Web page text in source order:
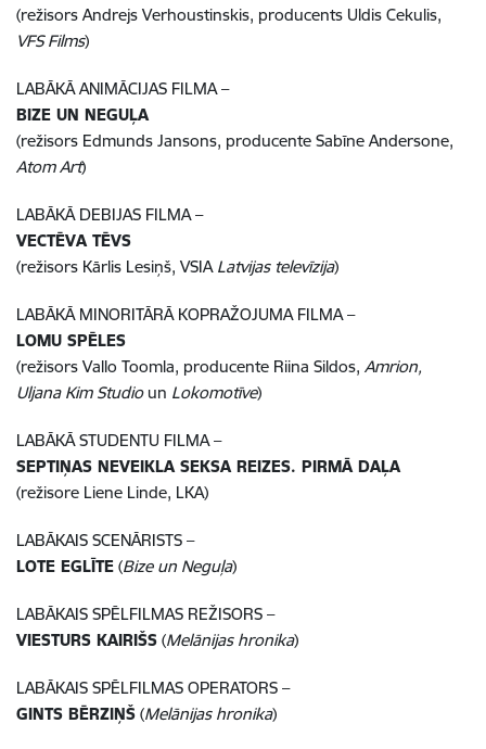
(režisors Andrejs Verhoustinskis, producents Uldis Cekulis,
VFS Films)
LABĀKĀ ANIMĀCIJAS FILMA –
BIZE UN NEGUĻA
(režisors Edmunds Jansons, producente Sabīne Andersone,
Atom Art)
LABĀKĀ DEBIJAS FILMA –
VECTĒVA TĒVS
(režisors Kārlis Lesiņš, VSIA Latvijas televīzija)
LABĀKĀ MINORITĀRĀ KOPRAŽOJUMA FILMA –
LOMU SPĒLES
(režisors Vallo Toomla, producente Riina Sildos, Amrion,
Uljana Kim Studio un Lokomotīve)
LABĀKĀ STUDENTU FILMA –
SEPTIŅAS NEVEIKLA SEKSA REIZES. PIRMĀ DAĻA
(režisore Liene Linde, LKA)
LABĀKAIS SCENĀRISTS –
LOTE EGLĪTE (Bize un Neguļa)
LABĀKAIS SPĒLFILMAS REŽISORS –
VIESTURS KAIRIŠS (Melānijas hronika)
LABĀKAIS SPĒLFILMAS OPERATORS –
GINTS BĒRZIŅŠ (Melānijas hronika)